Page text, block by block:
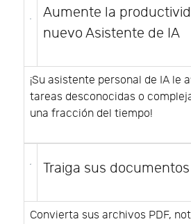
Aumente la
nuevo Asistente de IA
¡Su asistente personal de IA le
tareas desconocidas o
una fracción del tiempo!
Traiga sus
Convierta sus archivos PDF,